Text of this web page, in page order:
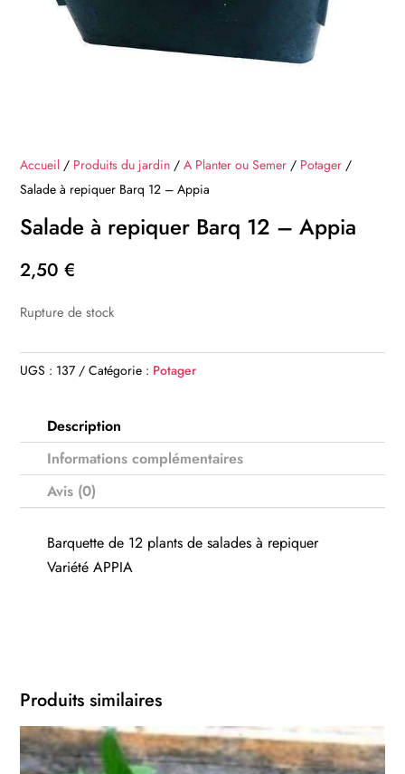
Accueil / Produits du jardin /A Planter ou Semer / Potager /
Salade à repiquer Barq 12 – Appia
Salade à repiquer Barq 12 – Appia
2,50€
Rupture de stock
UGS : 137 Catégorie : Potager
Description
Informations complémentaires
Avis (0)
Barquette de 12 plants de salades à repiquer
Variété APPIA
Produits similaires